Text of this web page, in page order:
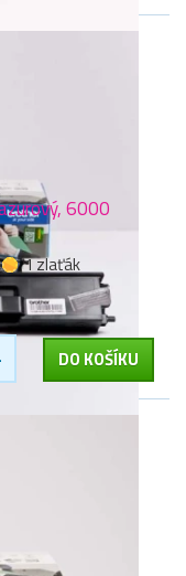
6000
1 zlaťák
DO KOŠÍKU